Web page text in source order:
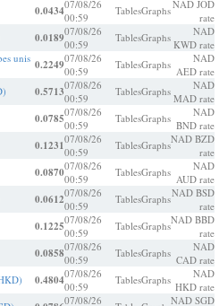
0.043407/08/26
00:59
TablesGraphsNAD JOD
rate
0.018907/08/26
00:59
TablesGraphs
NAD
KWD rate
unis 0.224907/08/26
00:59
TablesGraphs
NAD
AED rate
0.571307/08/26
00:59
TablesGraphs
NAD
MAD rate
0.078507/08/26
00:59
TablesGraphs
NAD
BND rate
0.123107/08/26
00:59
TablesGraphsNAD BZD
rate
0.087007/08/26
00:59
TablesGraphs
NAD
AUD rate
0.061207/08/26
00:59
TablesGraphsNAD BSD
rate
0.122507/08/26
00:59
TablesGraphsNAD BBD
rate
0.085807/08/26
00:59
TablesGraphs
NAD
CAD rate
0.480407/08/26
00:59
TablesGraphs
NAD
HKD rate
07/08/26
NAD SGD